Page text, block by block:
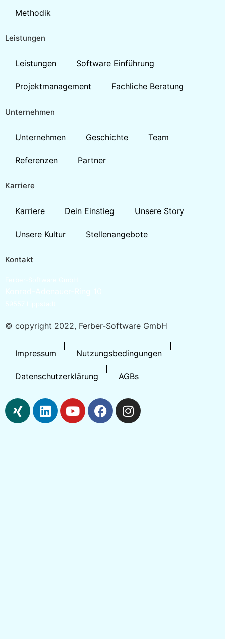
Methodik
Leistungen
Leistungen Software Einführung
Projektmanagement Fachliche Beratung
Unternehmen
Unternehmen Geschichte Team
Referenzen Partner
Karriere
Karriere Dein Einstieg Unsere Story
Unsere Kultur Stellenangebote
Kontakt
© copyright 2022, Ferber-Software GmbH
Impressum Nutzungsbedingungen
Datenschutzerklärung AGBs